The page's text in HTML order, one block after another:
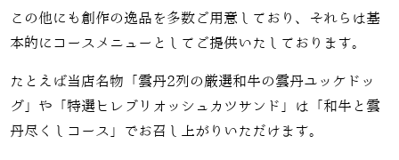
この他にも創作の逸品を多数ご用意しており、それらは基
本的にコースメニューとしてご提供いたしております。
たとえば当店名物「 雲丹2列の厳選和牛の雲丹ユッケドッ
グ 」や「特選ヒレブリオッシュカツサンド 」は「和牛と雲
丹尽くしコース」でお召し上がりいただけます。